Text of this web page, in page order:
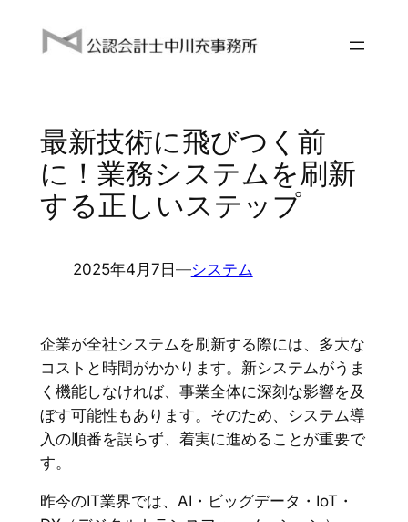
最新技術に飛びつく前
に！業務システムを刷新
する正しいステップ
2025年4月7日―システム
企業が全社システムを刷新する際には、多大な
コストと時間がかかります。新システムがうま
く機能しなければ、事業全体に深刻な影響を及
ぼす可能性もあります。そのため、システム導
入の順番を誤らず、着実に進めることが重要で
す。
昨今のIT業界では、AI・ビッグデータ・IoT・